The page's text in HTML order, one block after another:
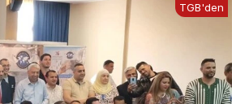
TGB'den